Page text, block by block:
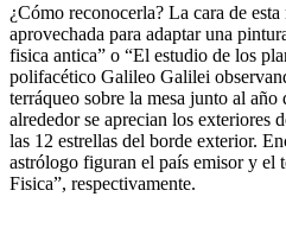
¿Cómo reconocerla? La cara de
aprovechada para adaptar una
fisica antica” o “El estudio de los
polifacético Galileo Galilei
terráqueo sobre la mesa junto al
alrededor se aprecian los exteriores
las 12 estrellas del borde exterior.
astrólogo figuran el país emisor y el
Fisica”, respectivamente.